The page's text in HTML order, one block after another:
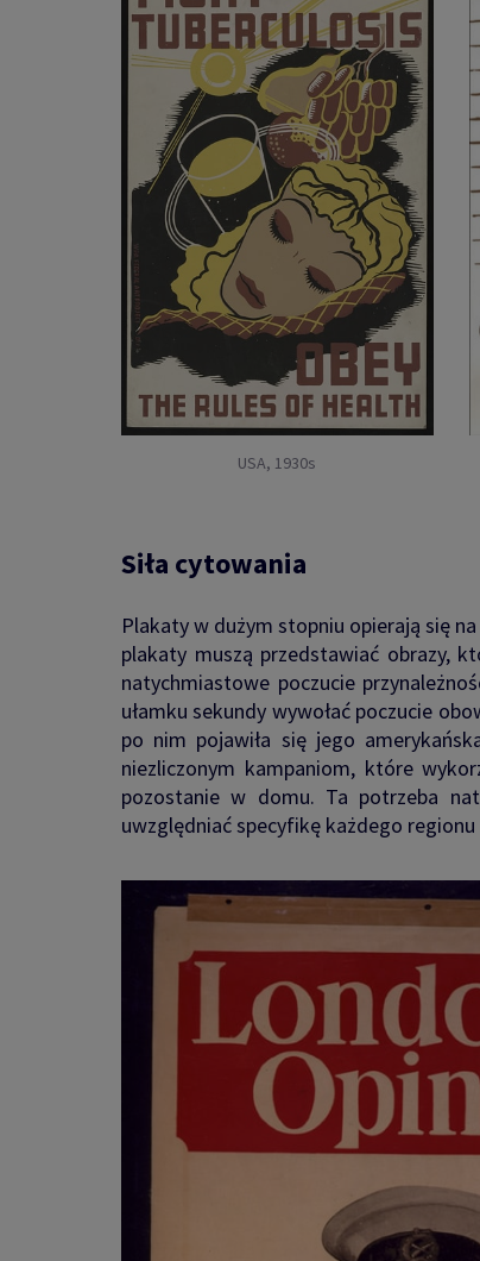
USA, 1930s
Siła cytowania
Plakaty w dużym stopniu opierają się
plakaty muszą przedstawiać obrazy,
natychmiastowe poczucie
ułamku sekundy wywołać poczucie
po nim pojawiła się jego
niezliczonym kampaniom, które
pozostanie w domu. Ta potrzeba
uwzględniać specyfikę każdego